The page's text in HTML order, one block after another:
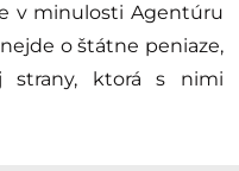
v minulosti Agentúru
o štátne peniaze,
strany, ktorá s nimi